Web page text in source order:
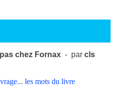
chez Fornax - parcls
les mots du livre